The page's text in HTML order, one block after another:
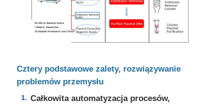
Cztery podstawowe zalety, rozwiązywanie
problemów przemysłu
Całkowita automatyzacja procesów,